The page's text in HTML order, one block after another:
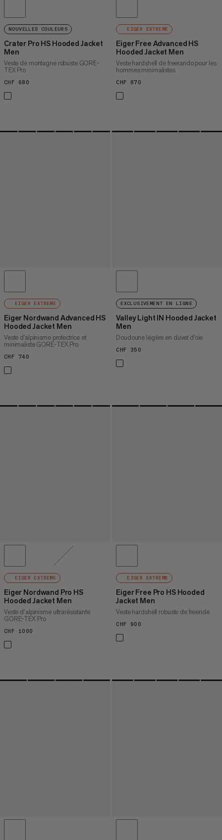
NOUVELLES COULEURS
Crater Pro HS Hooded Jacket
Men
Veste de montagne robuste GORE-
TEX Pro
CHF 680
EIGER EXTREME
Eiger Free Advanced HS
Hooded Jacket Men
Veste hardshell de freerando pour les
hommes minimalistes
CHF 870
EIGER EXTREME
Eiger Nordwand Advanced HS
Hooded Jacket Men
Veste d'alpinisme protectrice et
minimaliste GORE-TEX Pro
CHF 740
EXCLUSIVEMENT EN LIGNE
Valley Light IN Hooded Jacket
Men
Doudoune légère en duvet d'oie
CHF 350
EIGER EXTREME
Eiger Nordwand Pro HS
Hooded Jacket Men
Veste d’alpinisme ultrarésistante
GORE-TEX Pro
CHF 1000
EIGER EXTREME
Eiger Free Pro HS Hooded
Jacket Men
Veste hardshell robuste de freeride
CHF 900